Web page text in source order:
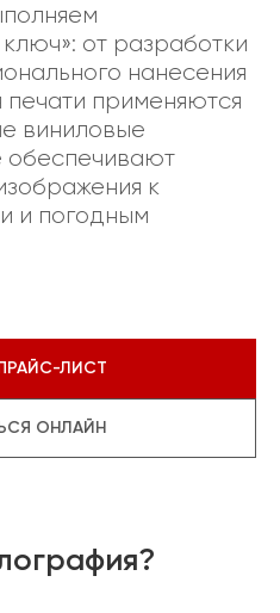
от разработки
нанесения
печати применяются
виниловые
обеспечивают
к
и погодным
ЛИСТ
ОНЛАЙН